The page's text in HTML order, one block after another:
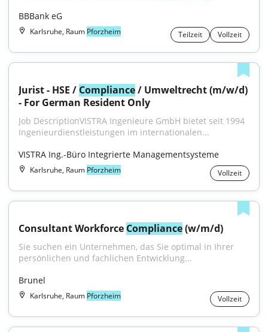
BBBank eG
Karlsruhe, Raum Pforzheim Teilzeit Vollzeit
Jurist - HSE / Compliance / Umweltrecht (m/w/d)
- For German Resident Only
Job DescriptionVISTRA Ingenieure GmbH bietet seit 1994
Ingenieurdienstleistungen im internationalen...
VISTRA Ing.-Büro Integrierte Managementsysteme
Karlsruhe, Raum Pforzheim Vollzeit
Consultant Workforce Compliance (w/m/d)
Sie suchen ein Unternehmen, das Sie optimal in Ihrer
persönlichen und fachlichen Entwicklung...
Brunel
Karlsruhe, Raum Pforzheim Vollzeit